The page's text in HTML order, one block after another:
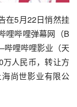
在5月22日悄然挂
哩哔哩弹幕网（B
哩哔哩影业（天
人民币，转让方
尚世影业有限公